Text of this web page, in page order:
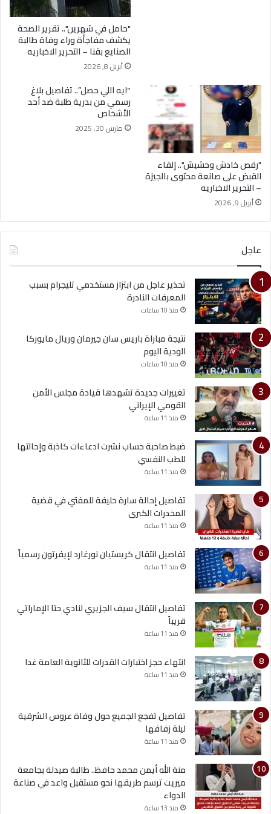
"حامل في شهرين".. تقرير الصحة
يكشف مفاجأة وراء وفاة طالبة
الصنايع بقنا – التحرير الاخباريه
أبريل 8, 2026
"رقص خادش وحشيش".. إلقاء
القبض على صانعة محتوى بالجيزة
– التحرير الاخباريه
أبريل 9, 2026
“ايه اللي حصل”.. تفاصيل بلاغ
رسمي من بدرية طلبة ضد أحد
الأشخاص
مارس 30, 2025
عاجل
تحذير عاجل من ابتزاز مستخدمي تليجرام بسبب
المعرفات النادرة
منذ 10 ساعات
نتيجة مباراة باريس سان جيرمان وريال مايوركا
الودية اليوم
منذ 10 ساعات
تغييرات جديدة تشهدها قيادة مجلس الأمن
القومي الإيراني
منذ 11 ساعة
ضبط صاحبة حساب نشرت ادعاءات كاذبة وإحالتها
للطب النفسي
منذ 11 ساعة
تفاصيل إحالة سارة خليفة للمفتي في قضية
المخدرات الكبرى
منذ 11 ساعة
تفاصيل انتقال كريستيان نورغارد لإيفرتون رسمياً
منذ 11 ساعة
تفاصيل انتقال سيف الجزيري لنادي حتا الإماراتي
قريباً
منذ 11 ساعة
انتهاء حجز اختبارات القدرات للثانوية العامة غدا
منذ 11 ساعة
تفاصيل تفجع الجميع حول وفاة عروس الشرقية
ليلة زفافها
منذ 11 ساعة
منة الله أيمن محمد حافظ.. طالبة صيدلة بجامعة
ميريت ترسم طريقها نحو مستقبل واعد في صناعة
الدواء
منذ 13 ساعة